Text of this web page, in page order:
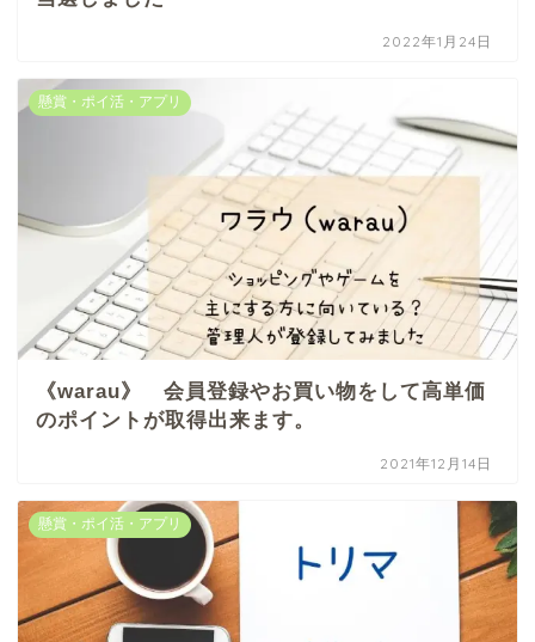
2022年1月24日
懸賞・ポイ活・アプリ
《warau》 会員登録やお買い物をして高単価
のポイントが取得出来ます。
2021年12月14日
懸賞・ポイ活・アプリ